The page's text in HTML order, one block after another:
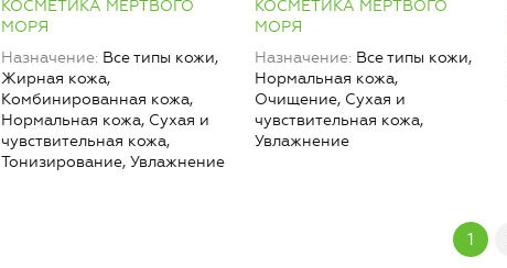
КОСМЕТИКА МЕРТВОГО
МОРЯ
Назначение Все типы кожи,
Жирная кожа,
Комбинированная кожа,
Нормальная кожа, Сухая и
чувствительная кожа,
Тонизирование, Увлажнение
КОСМЕТИКА МЕРТВОГО
МОРЯ
Назначение Все типы кожи,
Нормальная кожа,
Очищение, Сухая и
чувствительная кожа,
Увлажнение
1